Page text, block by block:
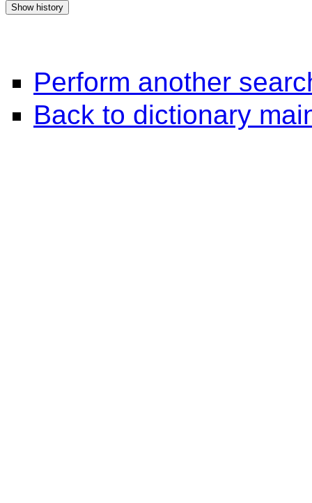
Perform another
Back to dictionary